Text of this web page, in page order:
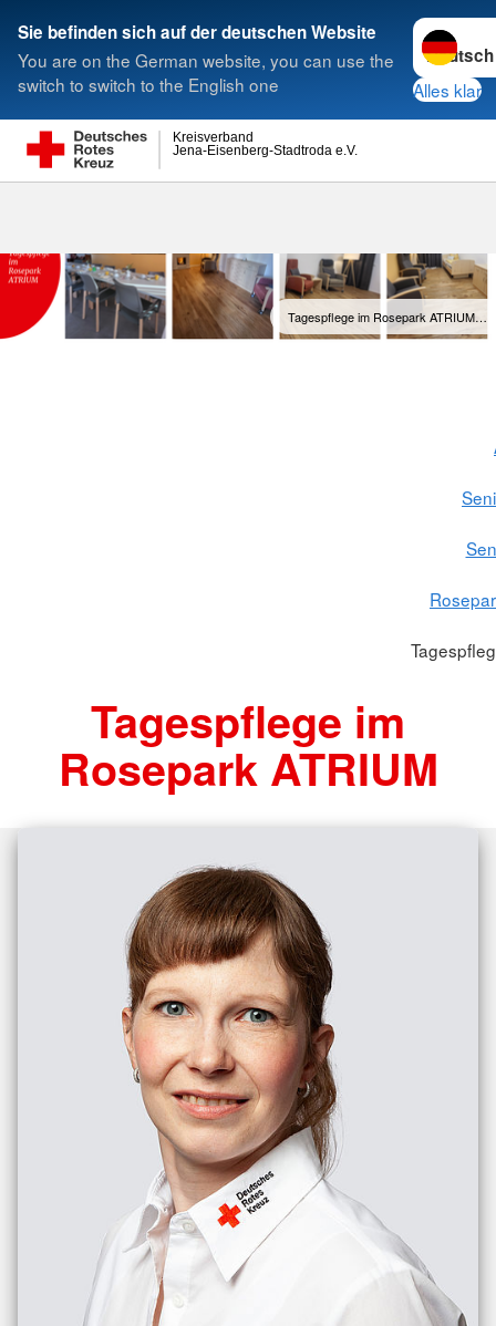
Sie befinden sich auf der deutschen Website
You are on the German website, you can use the
switch to switch to the English one
Sprache
Alles klar
Jena-Eisenberg-Stadtroda e.V.
Kreisverband
Suche
Tagespflege im Rosepark ATRIUM…
Tagespflege im
Rosepark ATRIUM